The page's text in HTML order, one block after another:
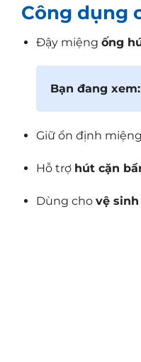
Công dụng
Đậy miệng ống
Bạn đang xem:
Giữ ổn định
Hỗ trợ hút cặn
Dùng cho vệ